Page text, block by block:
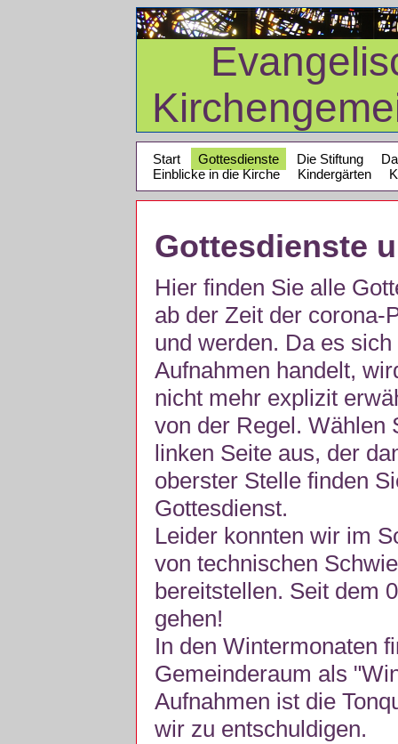
Start Gottesdienste Die Stiftung
Einblicke in die Kirche
Kindergärten
Gottesdienste
Hier finden Sie alle
ab der Zeit der corona-
und werden. Da es
Aufnahmen handelt,
nicht mehr explizit
von der Regel. Wählen
linken Seite aus, der
oberster Stelle finden
Gottesdienst.
Leider konnten wir im
von technischen
bereitstellen. Seit dem
gehen!
In den Wintermonaten
Gemeinderaum als
Aufnahmen ist die
wir zu entschuldigen.